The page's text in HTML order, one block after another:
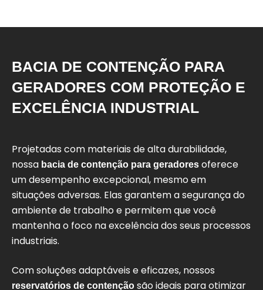
BACIA DE CONTENÇÃO PARA
GERADORES COM PROTEÇÃO E
EXCELÊNCIA INDUSTRIAL
Projetadas com materiais de alta durabilidade,
nossa bacia de contenção para geradores oferece
um desempenho excepcional, mesmo em
situações adversas. Elas garantem a segurança do
ambiente de trabalho e permitem que você
mantenha o foco na excelência dos seus processos
industriais.
Com soluções adaptáveis e eficazes, nossos
reservatórios de contenção são ideais para otimizar